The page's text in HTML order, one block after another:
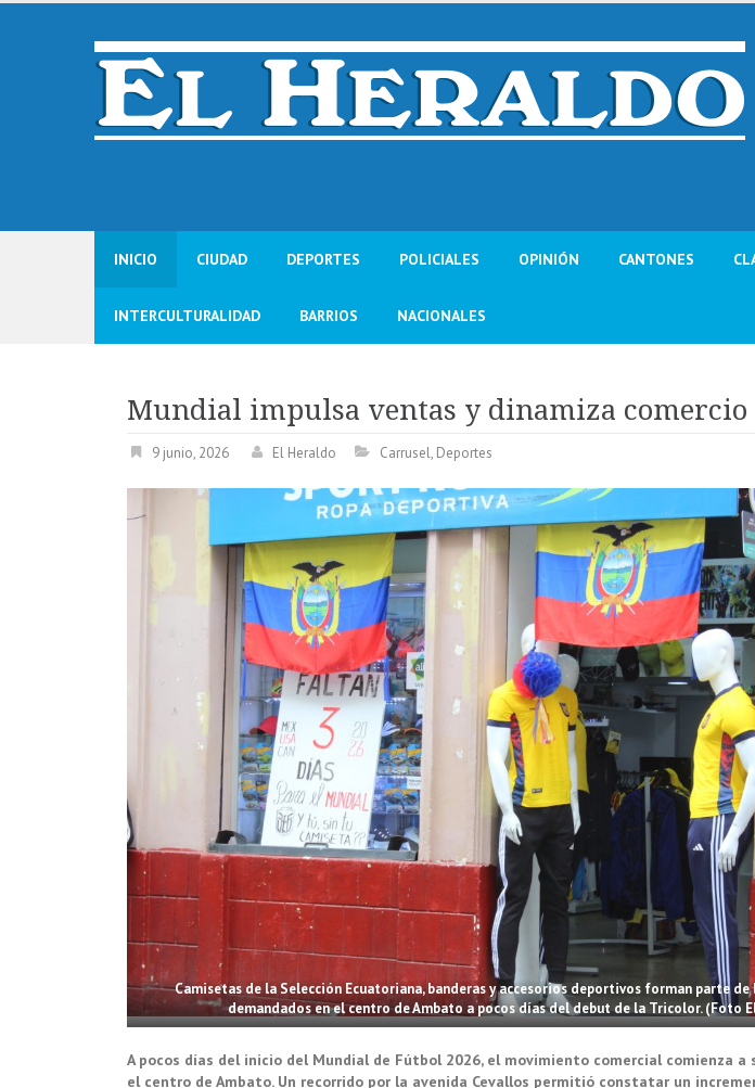
Skip
INICIO CIUDAD DEPORTES POLICIALES OPINIÓN CANTONES
INTERCULTURALIDAD BARRIOS NACIONALES
Mundial impulsa ventas y dinamiza comercio
9 junio, 2026 El Heraldo Carrusel, Deportes
Camisetas de la Selección Ecuatoriana, banderas y accesorios deportivos forman parte
demandados en el centro de Ambato a pocos días del debut de la Tricolor. (Foto
A pocos días del inicio del Mundial de Fútbol 2026, el movimiento comercial comienza a
el centro de Ambato. Un recorrido por la avenida Cevallos permitió constatar un